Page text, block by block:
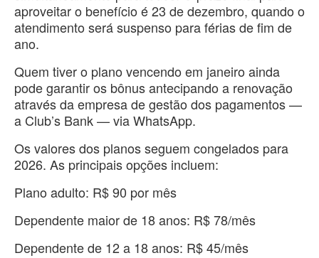
aproveitar o benefício é 23 de dezembro, quando o
atendimento será suspenso para férias de fim de
ano.
Quem tiver o plano vencendo em janeiro ainda
pode garantir os bônus antecipando a renovação
através da empresa de gestão dos pagamentos —
a Club’s Bank — via WhatsApp.
Os valores dos planos seguem congelados para
2026. As principais opções incluem:
Plano adulto: R$ 90 por mês
Dependente maior de 18 anos: R$ 78/mês
Dependente de 12 a 18 anos: R$ 45/mês